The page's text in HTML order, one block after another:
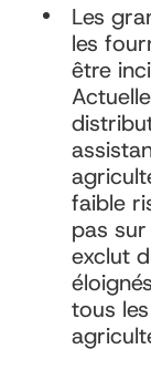
Les
les
être
faible
pas
exclut
tous